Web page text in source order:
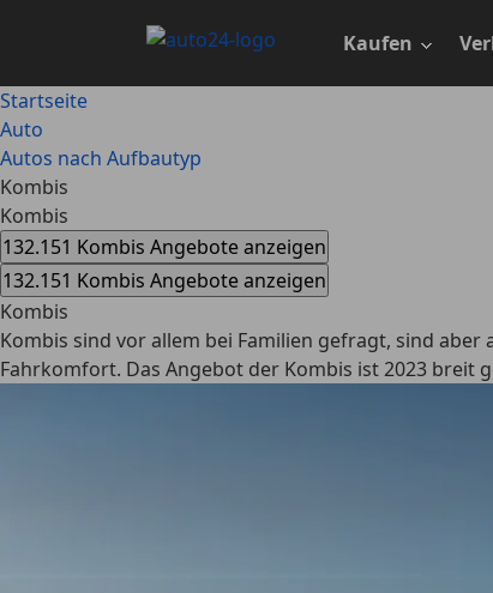
Kaufen
Startseite
Auto
Autos nach Aufbautyp
Kombis
Kombis
132.151 Kombis Angebote anzeigen
132.151 Kombis Angebote anzeigen
Kombis
Kombis sind vor allem bei Familien gefragt, sind
Fahrkomfort. Das Angebot der Kombis ist 2023 breit